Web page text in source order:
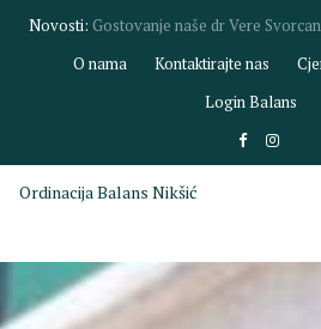
Novosti:Gostovanje dr Biljane
O nama
Kontaktirajte nas
Login Balans
Ordinacija Balans Nikšić